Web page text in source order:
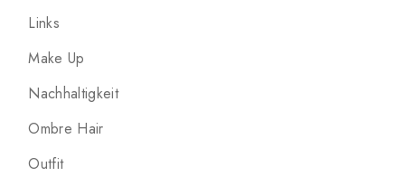
Links
Make Up
Nachhaltigkeit
Ombre Hair
Outfit